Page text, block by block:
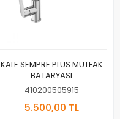
KALE SEMPRE PLUS MUTFAK
BATARYASI
410200505915
5.500,00 TL